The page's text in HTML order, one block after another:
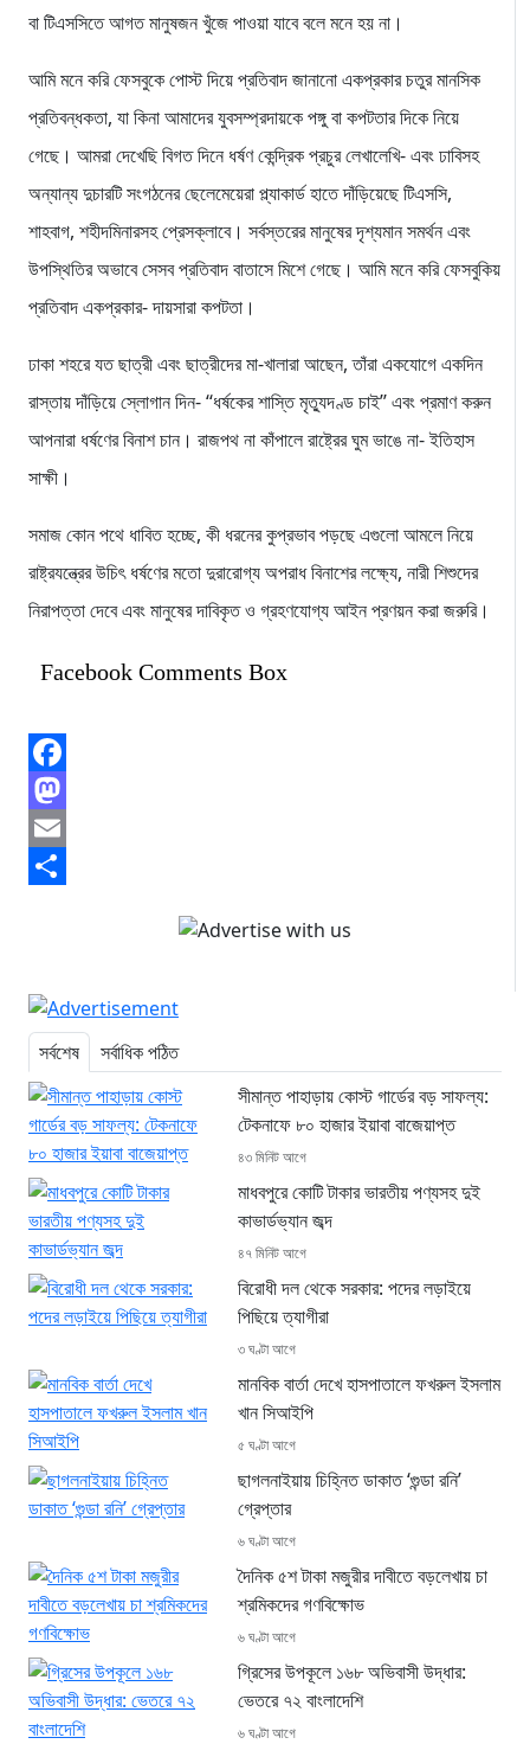
বা টিএসসিতে আগত মানুষজন খুঁজে পাওয়া যাবে বলে মনে হয় না।
আমি মনে করি ফেসবুকে পোস্ট দিয়ে প্রতিবাদ জানানো একপ্রকার চতুর মানসিক
প্রতিবন্ধকতা, যা কিনা আমাদের যুবসম্প্রদায়কে পঙ্গু বা কপটতার দিকে নিয়ে
গেছে। আমরা দেখেছি বিগত দিনে ধর্ষণ কেন্দ্রিক প্রচুর লেখালেখি- এবং ঢাবিসহ
অন্যান্য দুচারটি সংগঠনের ছেলেমেয়েরা প্ল্যাকার্ড হাতে দাঁড়িয়েছে টিএসসি,
শাহবাগ, শহীদমিনারসহ প্রেসক্লাবে। সর্বস্তরের মানুষের দৃশ্যমান সমর্থন এবং
উপস্থিতির অভাবে সেসব প্রতিবাদ বাতাসে মিশে গেছে। আমি মনে করি ফেসবুকিয়
প্রতিবাদ একপ্রকার- দায়সারা কপটতা।
ঢাকা শহরে যত ছাত্রী এবং ছাত্রীদের মা-খালারা আছেন, তাঁরা একযোগে একদিন
রাস্তায় দাঁড়িয়ে স্লোগান দিন- ‘‘ধর্ষকের শাস্তি মৃত্যুদণ্ড চাই’’ এবং প্রমাণ করুন
আপনারা ধর্ষণের বিনাশ চান। রাজপথ না কাঁপালে রাষ্ট্রের ঘুম ভাঙে না- ইতিহাস
সাক্ষী।
সমাজ কোন পথে ধাবিত হচ্ছে, কী ধরনের কুপ্রভাব পড়ছে এগুলো আমলে নিয়ে
রাষ্ট্রযন্ত্রের উচিৎ ধর্ষণের মতো দুরারোগ্য অপরাধ বিনাশের লক্ষ্যে, নারী শিশুদের
নিরাপত্তা দেবে এবং মানুষের দাবিকৃত ও গ্রহণযোগ্য আইন প্রণয়ন করা জরুরি।
Facebook Comments Box
Facebook
Mastodon
Email
সর্বশেষ
সর্বাধিক পঠিত
সীমান্ত পাহাড়ায় কোস্ট গার্ডের বড় সাফল্য:
টেকনাফে ৮০ হাজার ইয়াবা বাজেয়াপ্ত
৪৩ মিনিট আগে
মাধবপুরে কোটি টাকার ভারতীয় পণ্যসহ দুই
কাভার্ডভ্যান জব্দ
৪৭ মিনিট আগে
বিরোধী দল থেকে সরকার: পদের লড়াইয়ে
পিছিয়ে ত্যাগীরা
৩ ঘণ্টা আগে
মানবিক বার্তা দেখে হাসপাতালে ফখরুল ইসলাম
খান সিআইপি
৫ ঘণ্টা আগে
ছাগলনাইয়ায় চিহ্নিত ডাকাত ‘গুন্ডা রনি’
গ্রেপ্তার
৬ ঘণ্টা আগে
দৈনিক ৫শ টাকা মজুরীর দাবীতে বড়লেখায় চা
শ্রমিকদের গণবিক্ষোভ
৬ ঘণ্টা আগে
গ্রিসের উপকূলে ১৬৮ অভিবাসী উদ্ধার:
ভেতরে ৭২ বাংলাদেশি
৬ ঘণ্টা আগে